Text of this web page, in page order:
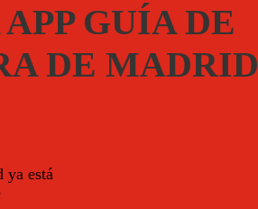
GUÍA DE
DE MADRID
ya está